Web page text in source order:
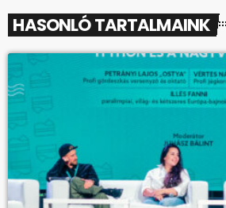
HASONLÓ TARTALMAINK